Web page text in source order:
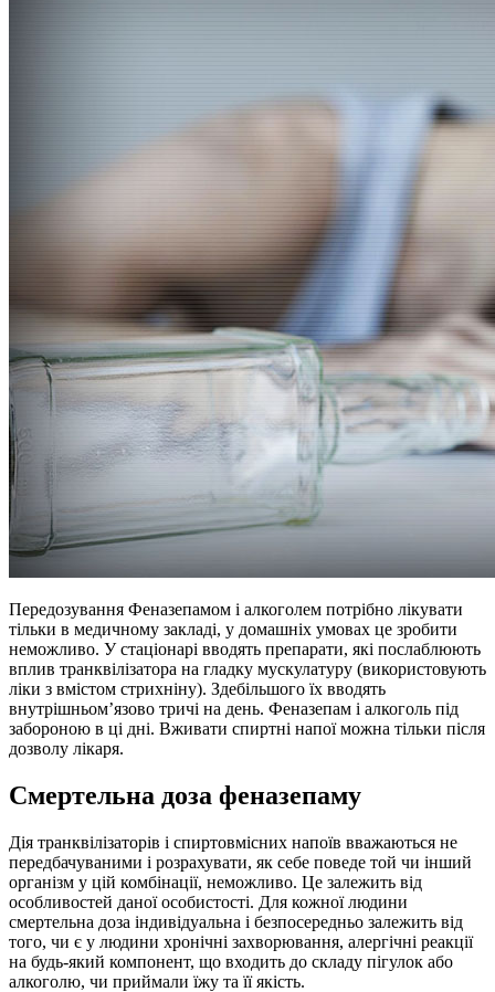
Передозування Феназепамом і алкоголем потрібно лікувати
тільки в медичному закладі, у домашніх умовах це зробити
неможливо. У стаціонарі вводять препарати, які послаблюють
вплив транквілізатора на гладку мускулатуру (використовують
ліки з вмістом стрихніну). Здебільшого їх вводять
внутрішньом’язово тричі на день. Феназепам і алкоголь під
забороною в ці дні. Вживати спиртні напої можна тільки після
дозволу лікаря.
Смертельна доза феназепаму
Дія транквілізаторів і спиртовмісних напоїв вважаються не
передбачуваними і розрахувати, як себе поведе той чи інший
організм у цій комбінації, неможливо. Це залежить від
особливостей даної особистості. Для кожної людини
смертельна доза індивідуальна і безпосередньо залежить від
того, чи є у людини хронічні захворювання, алергічні реакції
на будь-який компонент, що входить до складу пігулок або
алкоголю, чи приймали їжу та її якість.